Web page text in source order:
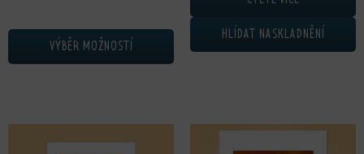
VÝBĚR MOŽNOSTÍ
HLÍDAT NASKLADNĚNÍ
Tento produkt má více variant. Možnosti lze vybrat na stránce produktu
Tento produkt má více variant.